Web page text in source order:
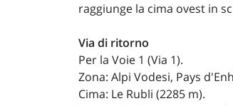
raggiunge la cima ovest in
Via di ritorno
Per la Voie 1 (Via 1).
Zona: Alpi Vodesi, Pays
Cima: Le Rubli (2285 m).